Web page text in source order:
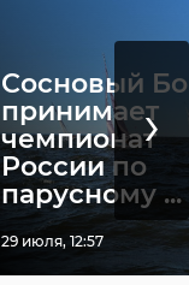
Сосновый
принимает
чемпионат
России по
парусному ...
29 июля, 12:57
›